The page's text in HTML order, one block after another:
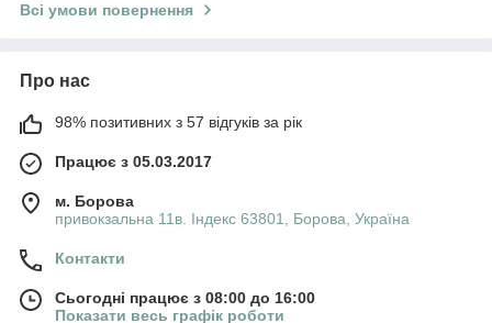
Всі умови повернення
Про нас
98% позитивних з 57 відгуків за рік
Працює з 05.03.2017
м. Борова
привокзальна 11в. Індекс 63801, Борова, Україна
Контакти
Сьогодні працює з 08:00 до 16:00
Показати весь графік роботи